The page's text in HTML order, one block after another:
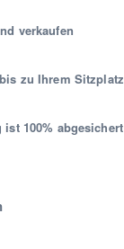
verkaufen
zu Ihrem Sitzplatz
ist 100% abgesichert